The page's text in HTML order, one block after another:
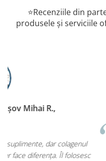
⭐Recenziile din
produsele și serviciile
Mamă și pasionată
Ce apreciez cel mai mult
produsele sunt curate,